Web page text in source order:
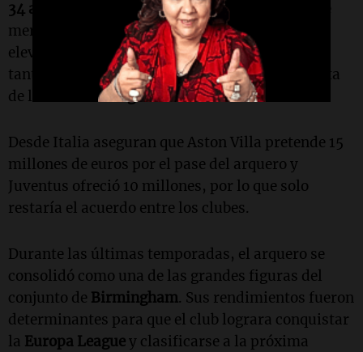
34 años
en septiembre. Sin embargo, el valor de
mercado de
Dibu Martínezcontinúa siendo
elevado gracias a sus destacadas actuaciones
tanto en la
Premier Leaguecomo con la camiseta
de la
Selección Argentina.
Desde Italia aseguran que Aston Villa pretende 15
millones de euros por el pase del arquero y
Juventus ofreció 10 millones, por lo que solo
restaría el acuerdo entre los clubes.
Durante las últimas temporadas, el arquero se
consolidó como una de las grandes figuras del
conjunto de Birmingham. Sus rendimientos fueron
determinantes para que el club lograra conquistar
la Europa Leaguey clasificarse a la próxima